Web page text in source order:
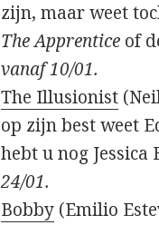
zijn, maar weet
The Apprentice of
vanaf 10/01.
The Illusionist
op zijn best weet
hebt u nog
24/01.
Bobby (Emilio